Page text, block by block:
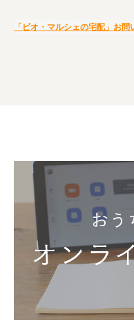
「ビオ・マルシェの宅配」お